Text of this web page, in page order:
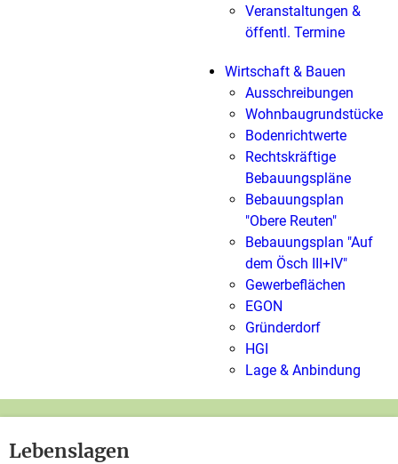
Veranstaltungen &
öffentl. Termine
Wirtschaft & Bauen
Ausschreibungen
Wohnbaugrundstücke
Bodenrichtwerte
Rechtskräftige
Bebauungspläne
Bebauungsplan
"Obere Reuten"
Bebauungsplan "Auf
dem Ösch III+IV"
Gewerbeflächen
EGON
Gründerdorf
HGI
Lage & Anbindung
Lebenslagen